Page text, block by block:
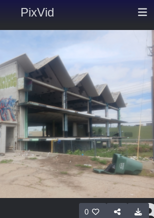
PixVid
0